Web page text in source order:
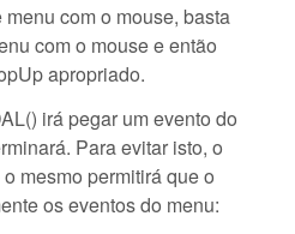
com o mouse, basta
com o mouse e então
apropriado.
irá pegar um evento do
Para evitar isto, o
mesmo permitirá que o
os eventos do menu: